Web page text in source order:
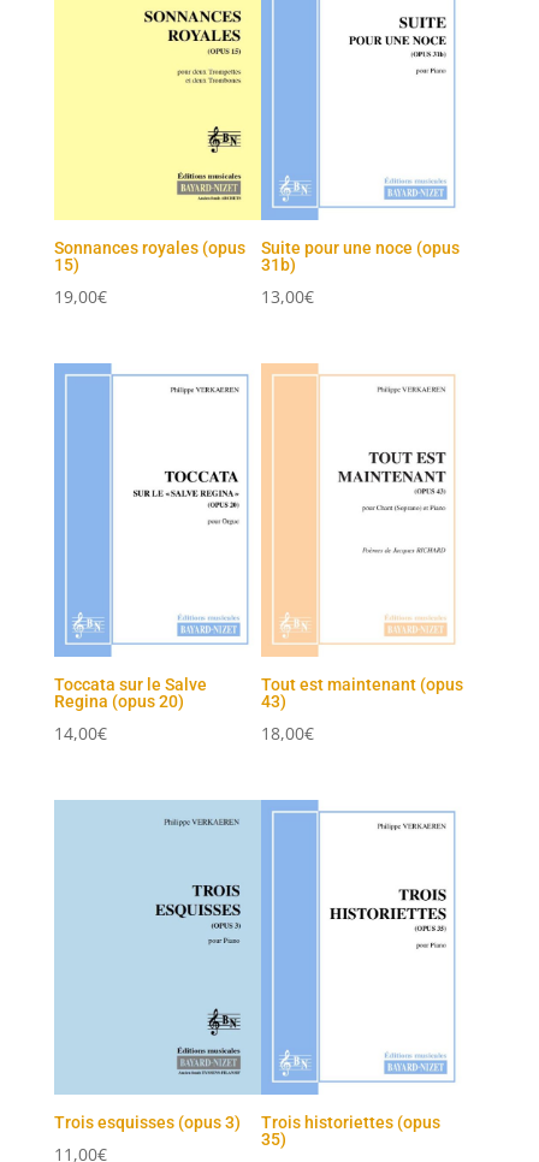
Sonnances royales (opus
15)
19,00€
Suite pour une noce (opus
31b)
13,00€
Toccata sur le Salve
Regina (opus 20)
14,00€
Tout est maintenant (opus
43)
18,00€
Trois esquisses (opus 3)
11,00€
Trois historiettes (opus
35)